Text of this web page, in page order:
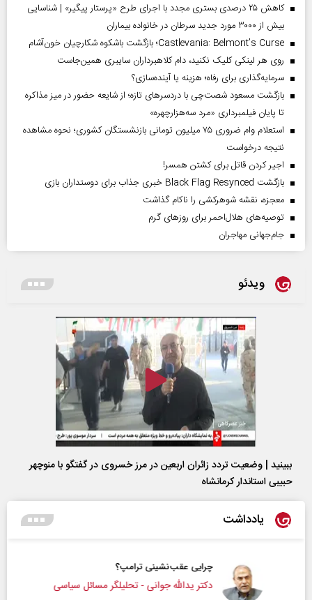
کاهش ۲۵ درصدی بستری مجدد با اجرای طرح «پرستار پیگیر» | شناسایی
بیش از ۳۰۰۰ مورد جدید سرطان در خانواده بیماران
Castlevania: Belmont’s Curse؛ بازگشت باشکوه شکارچیان خون‌آشام
روی هر لینکی کلیک نکنید، دام کلاهبرداران سایبری همین‌جاست
سرمایه‌گذاری برای رفاه؛ هزینه یا آینده‌سازی؟
بازگشت مسعود شصت‌چی با دردسر‌های تازه؛ از شایعه حضور در میز مذاکره
تا پایان فیلمبرداری «مرد سه‌هزارچهره»
استعلام وام ضروری ۷۵ میلیون تومانی بازنشستگان کشوری؛ نحوه مشاهده
نتیجه درخواست
اجیر کردن قاتل برای کشتن همسر!
بازگشت Black Flag Resynced خبری جذاب برای دوستداران بازی
معجزه، نقشه شوهرکشی را ناکام گذاشت
توصیه‌های هلال‌احمر برای روز‌های گرم
جام‌جهانی مهاجران
ویدئو
ببینید | وضعیت تردد زائران اربعین در مرز خسروی در گفتگو با منوچهر
حبیبی استاندار کرمانشاه
یادداشت
چرایی عقب‌نشینی ترامپ؟
دکتر یدالله جوانی - تحلیلگر مسائل سیاسی